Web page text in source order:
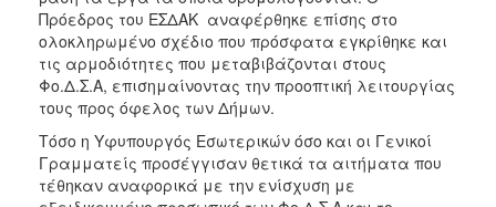
Πρόεδρος του ΕΣΔΑΚ αναφέρθηκε επίσης στο
ολοκληρωμένο σχέδιο που πρόσφατα εγκρίθηκε και
τις αρμοδιότητες που μεταβιβάζονται στους
Φο.Δ.Σ.Α, επισημαίνοντας την προοπτική λειτουργίας
τους προς όφελος των Δήμων.
Τόσο η Υφυπουργός Εσωτερικών όσο και οι Γενικοί
Γραμματείς προσέγγισαν θετικά τα αιτήματα που
τέθηκαν αναφορικά με την ενίσχυση με